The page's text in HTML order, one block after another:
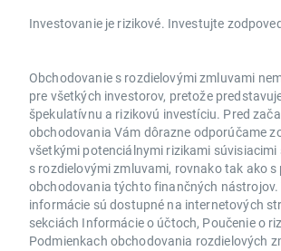
Investovanie je rizikové. Investujte
Obchodovanie s rozdielovými zmluvami
pre všetkých investorov, pretože
špekulatívnu a rizikovú investíciu. Pred
obchodovania Vám dôrazne odporúčame
všetkými potenciálnymi rizikami
s rozdielovými zmluvami, rovnako tak ako
obchodovania týchto finančných
informácie sú dostupné na internetových
sekciách Informácie o účtoch, Poučenie o
Podmienkach obchodovania rozdielových